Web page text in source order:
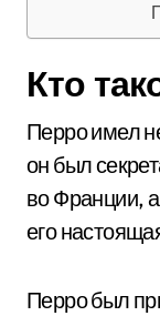
Кто
Перро имел
он был
во Франции,
его
Перро был